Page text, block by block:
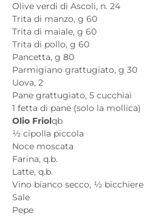
Olive verdi di Ascoli, n. 24
Trita di manzo, g 60
Trita di maiale, g 60
Trita di pollo, g 60
Pancetta, g 80
Parmigiano grattugiato, g 30
Uova, 2
Pane grattugiato, 5 cucchiai
1 fetta di pane (solo la mollica)
Olio Friolqb
½ cipolla piccola
Noce moscata
Farina, q.b.
Latte, q.b.
Vino bianco secco, ½ bicchiere
Sale
Pepe